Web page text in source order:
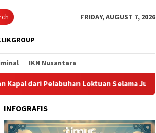
FRIDAY, AUGUST 7, 2026
IKN Nusantara
Loktuan Selama Juli 2026
INFOGRAFIS